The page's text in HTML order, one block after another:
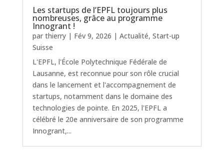
Les startups de l’EPFL toujours plus
nombreuses, grâce au programme
Innogrant !
par thierry| Fév 9, 2026 | Actualité, Start-up
Suisse
L'EPFL, l'École Polytechnique Fédérale de
Lausanne, est reconnue pour son rôle crucial
dans le lancement et l'accompagnement de
startups, notamment dans le domaine des
technologies de pointe. En 2025, l'EPFL a
célébré le 20e anniversaire de son programme
Innogrant,...